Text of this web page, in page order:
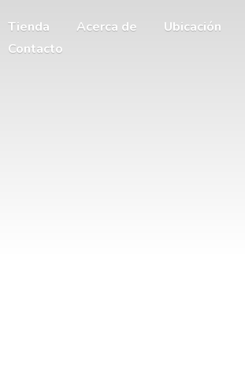
Tienda Acerca de
Ubicación
Contacto